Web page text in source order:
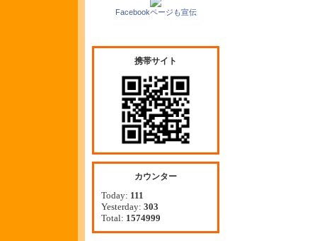
Facebookページも宣伝
携帯サイト
カウンター
Today: 111
Yesterday: 303
Total: 1574999